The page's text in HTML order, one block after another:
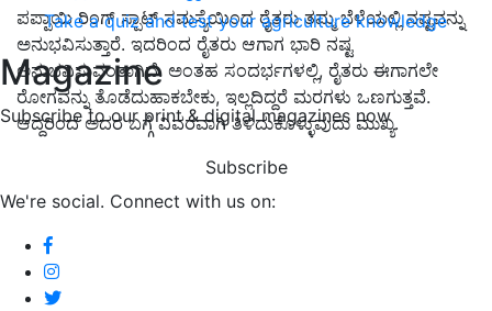
Take a quiz and test your agriculture knowledge
Magazine
Subscribe to our print & digital magazines now
Subscribe
We're social. Connect with us on:
ಪಪ್ಪಾಯಿ ರಿಂಗ್ ಸ್ಪಾಟ್ ಸಮಸ್ಯೆಯಿಂದ ರೈತರು ತಮ್ಮ ಬೆಳೆಯಲ್ಲಿ ನಷ್ಟವನ್ನು
ಅನುಭವಿಸುತ್ತಾರೆ. ಇದರಿಂದ ರೈತರು ಆಗಾಗ ಭಾರಿ ನಷ್ಟ
ಅನುಭವಿಸುವಂತಾಗಿದೆ. ಅಂತಹ ಸಂದರ್ಭಗಳಲ್ಲಿ, ರೈತರು ಈಗಾಗಲೇ
ರೋಗವನ್ನು ತೊಡೆದುಹಾಕಬೇಕು, ಇಲ್ಲದಿದ್ದರೆ ಮರಗಳು ಒಣಗುತ್ತವೆ.
ಆದ್ದರಿಂದ ಅದರ ಬಗ್ಗೆ ವಿವರವಾಗಿ ತಿಳಿದುಕೊಳ್ಳುವುದು ಮುಖ್ಯ.